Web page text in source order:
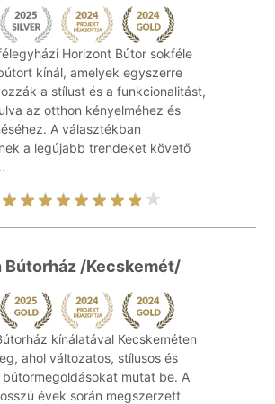
Horizont Bútor sokféle
kínál, amelyek egyszerre
a stílust és a funkcionalitást,
az otthon kényelméhez és
A választékban
a legújabb trendeket követő
Bútorház /Kecskemét/
kínálatával Kecskeméten
ahol változatos, stílusos és
mutat be. A
évek során megszerzett